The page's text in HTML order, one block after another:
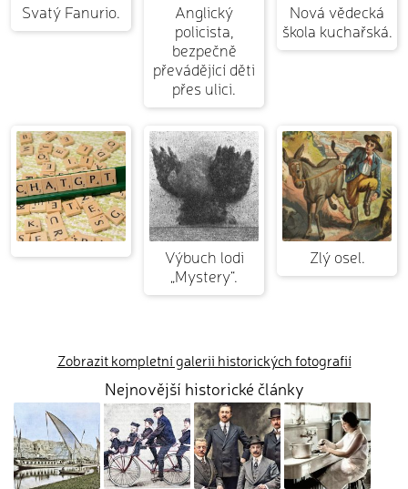
Svatý Fanurio.
Anglický
policista,
bezpečně
převádějící děti
přes ulici.
Nová vědecká
škola kuchařská.
Výbuch lodi
„Mystery“.
Zlý osel.
Zobrazit kompletní galerii historických fotografií
Nejnovější historické články